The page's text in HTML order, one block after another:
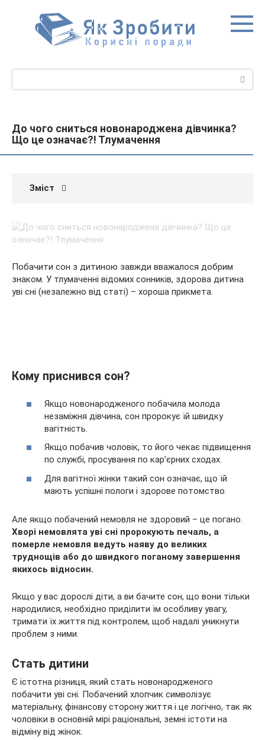
До чого сниться новонароджена дівчинка?
Що це означає?! Тлумачення
Зміст
Побачити сон з дитиною завжди вважалося добрим
знаком. У тлумаченні відомих сонників, здорова дитина
уві сні (незалежно від статі) – хороша прикмета.
Кому приснився сон?
Якщо новонародженого побачила молода
незаміжня дівчина, сон пророкує їй швидку
вагітність.
Якщо побачив чоловік, то його чекає підвищення
по службі, просування по кар’єрних сходах.
Для вагітної жінки такий сон означає, що їй
мають успішні пологи і здорове потомство.
Але якщо побачений немовля не здоровий – це погано.
Хворі немовлята уві сні пророкують печаль, а
померле немовля ведуть наяву до великих
труднощів або до швидкого поганому завершення
якихось відносин.
Якщо у вас дорослі діти, а ви бачите сон, що вони тільки
народилися, необхідно приділити їм особливу увагу,
тримати їх життя під контролем, щоб надалі уникнути
проблем з ними.
Стать дитини
Є істотна різниця, який стать новонародженого
побачити уві сні. Побачений хлопчик символізує
матеріальну, фінансову сторону життя і це логічно, так як
чоловіки в основній мірі раціональні, земні істоти на
відміну від жінок.